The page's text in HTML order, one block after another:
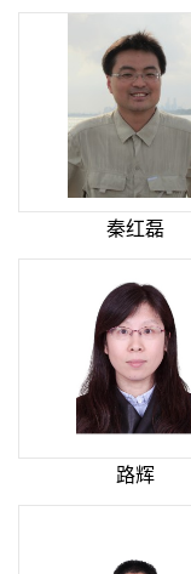
秦红磊
路辉